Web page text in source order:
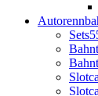
Sets